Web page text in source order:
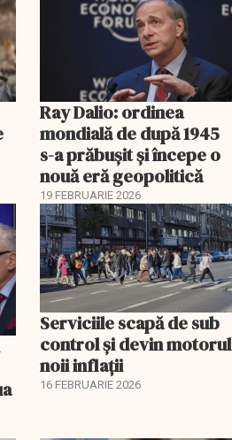
Ray Dalio: ordinea
mondială de după 1945
s-a prăbușit și începe o
nouă eră geopolitică
19 FEBRUARIE 2026
Serviciile scapă de sub
control și devin motorul
noii inflații
16 FEBRUARIE 2026